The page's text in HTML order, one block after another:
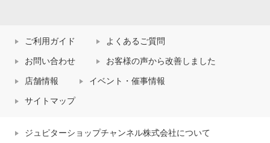
ご利用ガイド よくあるご質問
お問い合わせ お客様の声から改善しました
店舗情報 イベント・催事情報
サイトマップ
ジュピターショップチャンネル株式会社について